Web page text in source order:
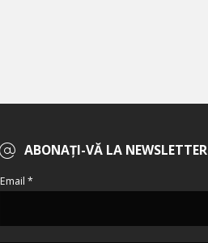
ABONAȚI-VĂ LA NEWSLETTER
Email *